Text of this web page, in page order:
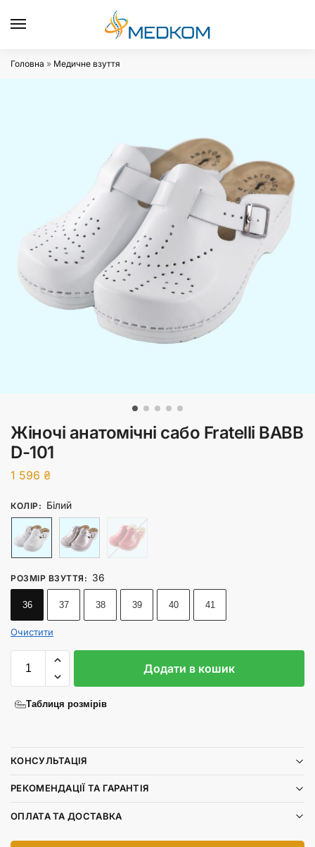
Головна » Медичне взуття
Жіночі анатомічні сабо Fratelli BABB
D-101
1 596 ₴
КОЛІР: Білий
РОЗМІР ВЗУТТЯ : 36
36 37 38 39 40 41
Очистити
Додати в кошик
Таблиця розмірів
КОНСУЛЬТАЦІЯ
РЕКОМЕНДАЦІЇ ТА ГАРАНТІЯ
ОПЛАТА ТА ДОСТАВКА